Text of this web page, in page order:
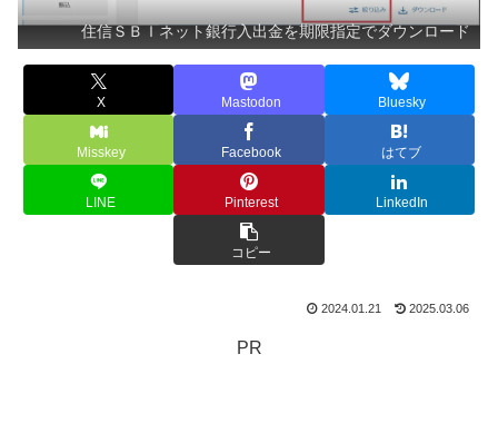
住信ＳＢＩネット銀行入出金を期限指定でダウンロード
X Mastodon Bluesky
Misskey Facebook はてブ
LINE Pinterest LinkedIn
コピー
2024.01.21 2025.03.06
PR